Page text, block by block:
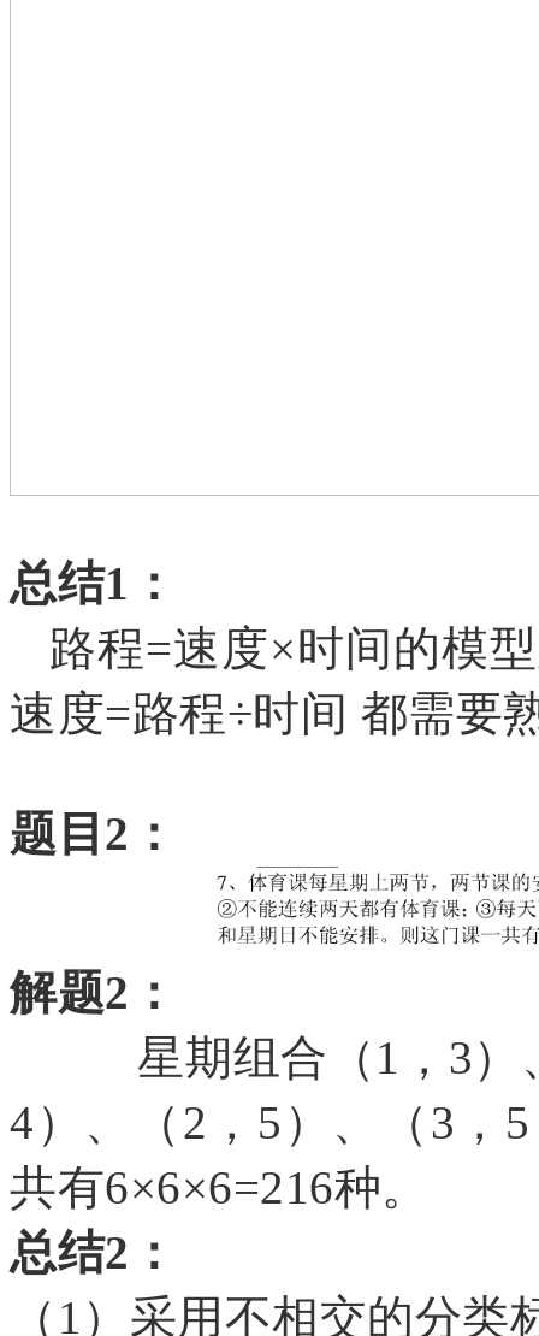
总结1：
路程=速度×时间的模
速度=路程÷时间 都需要
题目 2：
解题2：
星期组合（1，3）、
4）、（2，5）、（3，
共有6×6×6=216种。
总结2：
（ 1）采用不相交的分类